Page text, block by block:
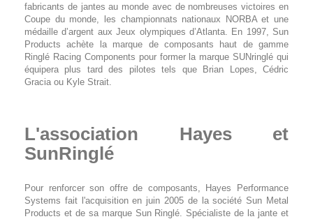
fabricants de jantes au monde avec de nombreuses victoires en
Coupe du monde, les championnats nationaux NORBA et une
médaille d’argent aux Jeux olympiques d’Atlanta. En 1997, Sun
Products achète la marque de composants haut de gamme
Ringlé Racing Components pour former la marque SUNringlé qui
équipera plus tard des pilotes tels que Brian Lopes, Cédric
Gracia ou Kyle Strait.
L'association Hayes et
SunRinglé
Pour renforcer son offre de composants, Hayes Performance
Systems fait l'acquisition en juin 2005 de la société Sun Metal
Products et de sa marque Sun Ringlé. Spécialiste de la jante et